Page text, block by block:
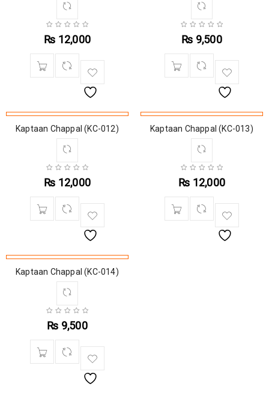
₨ 12,000 ₨ 9,500
Kaptaan Chappal (KC-012)
₨ 12,000
Kaptaan Chappal (KC-013)
₨ 12,000
Kaptaan Chappal (KC-014)
₨ 9,500